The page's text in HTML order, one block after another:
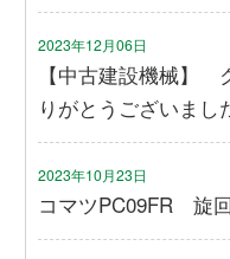
2023年12月06日
【中古建設機械】
りがとうございまし
2023年10月23日
コマツPC09FR 旋